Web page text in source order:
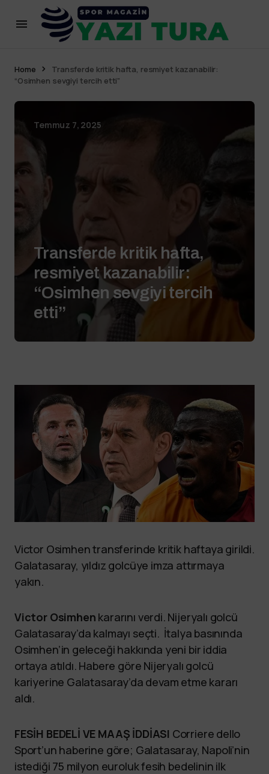
Home
Transferde kritik hafta, resmiyet kazanabilir:
“Osimhen sevgiyi tercih etti”
Temmuz 7, 2025
Transferde kritik hafta,
resmiyet kazanabilir:
“Osimhen sevgiyi tercih
etti”
Victor Osimhen transferinde kritik haftaya girildi.
Galatasaray, yıldız golcüye imza attırmaya
yakın.
Victor Osimhen kararını verdi. Nijeryalı golcü
Galatasaray’da kalmayı seçti. İtalya basınında
Osimhen’in geleceği hakkında yeni bir iddia
ortaya atıldı. Habere göre Nijeryalı golcü
kariyerine Galatasaray’da devam etme kararı
aldı.
FESİH BEDELİ VE MAAŞ İDDİASI Corriere dello
Sport’un haberine göre; Galatasaray, Napoli’nin
istediği 75 milyon euroluk fesih bedelinin ilk